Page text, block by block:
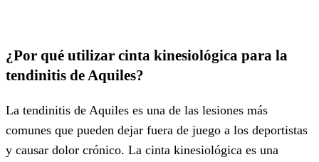
¿Por qué utilizar cinta kinesiológica para la
tendinitis de Aquiles?
La tendinitis de Aquiles es una de las lesiones más
comunes que pueden dejar fuera de juego a los deportistas
y causar dolor crónico. La cinta kinesiológica es una